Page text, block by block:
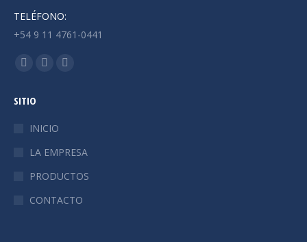
TELÉFONO:
+54 9 11 4761-0441
Find us on:
Facebook
opens
window
X
in
window
Instagram
window
SITIO
INICIO
LA EMPRESA
PRODUCTOS
CONTACTO